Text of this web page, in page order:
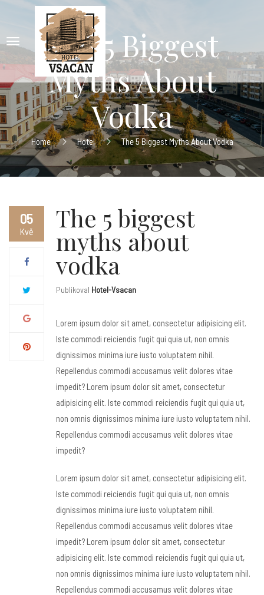
The 5 Biggest
Myths About
Vodka
Home Hotel The 5 Biggest Myths About Vodka
05
Kvě The 5 biggest
myths about
vodka
Publikoval Hotel-Vsacan
Lorem ipsum dolor sit amet, consectetur adipisicing elit.
Iste commodi reiciendis fugit qui quia ut, non omnis
dignissimos minima iure iusto voluptatem nihil.
Repellendus commodi accusamus velit dolores vitae
impedit? Lorem ipsum dolor sit amet, consectetur
adipisicing elit. Iste commodi reiciendis fugit qui quia ut,
non omnis dignissimos minima iure iusto voluptatem nihil.
Repellendus commodi accusamus velit dolores vitae
impedit?
Lorem ipsum dolor sit amet, consectetur adipisicing elit.
Iste commodi reiciendis fugit qui quia ut, non omnis
dignissimos minima iure iusto voluptatem nihil.
Repellendus commodi accusamus velit dolores vitae
impedit? Lorem ipsum dolor sit amet, consectetur
adipisicing elit. Iste commodi reiciendis fugit qui quia ut,
non omnis dignissimos minima iure iusto voluptatem nihil.
Repellendus commodi accusamus velit dolores vitae